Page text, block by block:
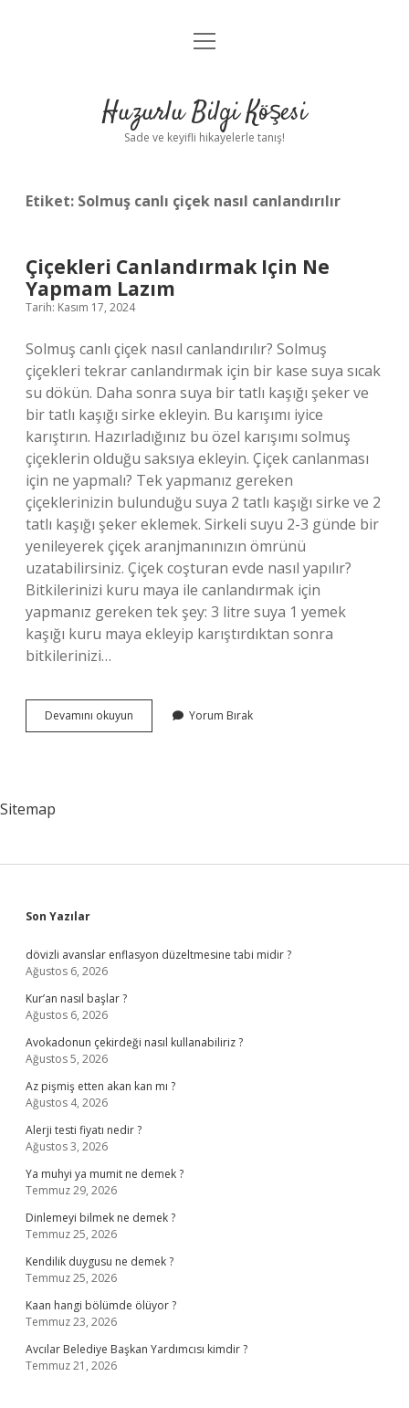
Anasayfa
Yasal Uyarı
menüyü
Huzurlu Bilgi Köşesi
Sade ve keyifli hikayelerle tanış!
Etiket: Solmuş canlı çiçek nasıl canlandırılır
Çiçekleri Canlandırmak Için Ne
Yapmam Lazım
Tarih: Kasım 17, 2024
Solmuş canlı çiçek nasıl canlandırılır? Solmuş
çiçekleri tekrar canlandırmak için bir kase suya sıcak
su dökün. Daha sonra suya bir tatlı kaşığı şeker ve
bir tatlı kaşığı sirke ekleyin. Bu karışımı iyice
karıştırın. Hazırladığınız bu özel karışımı solmuş
çiçeklerin olduğu saksıya ekleyin. Çiçek canlanması
için ne yapmalı? Tek yapmanız gereken
çiçeklerinizin bulunduğu suya 2 tatlı kaşığı sirke ve 2
tatlı kaşığı şeker eklemek. Sirkeli suyu 2-3 günde bir
yenileyerek çiçek aranjmanınızın ömrünü
uzatabilirsiniz. Çiçek coşturan evde nasıl yapılır?
Bitkilerinizi kuru maya ile canlandırmak için
yapmanız gereken tek şey: 3 litre suya 1 yemek
kaşığı kuru maya ekleyip karıştırdıktan sonra
bitkilerinizi…
Devamını okuyun Çiçekleri
Canlandırmak
Yorum Bırak
Sitemap
Sidebar
Son Yazılar
dövizli avanslar enflasyon düzeltmesine tabi midir ?
Ağustos 6, 2026
Kur’an nasıl başlar ?
Ağustos 6, 2026
Avokadonun çekirdeği nasıl kullanabiliriz ?
Ağustos 5, 2026
Az pişmiş etten akan kan mı ?
Ağustos 4, 2026
Alerji testi fiyatı nedir ?
Ağustos 3, 2026
Ya muhyi ya mumit ne demek ?
Temmuz 29, 2026
Dinlemeyi bilmek ne demek ?
Temmuz 25, 2026
Kendilik duygusu ne demek ?
Temmuz 25, 2026
Kaan hangi bölümde ölüyor ?
Temmuz 23, 2026
Avcılar Belediye Başkan Yardımcısı kimdir ?
Temmuz 21, 2026